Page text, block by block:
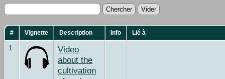
# Vignette Description Info Lié à
1
Video
about the
cultivation